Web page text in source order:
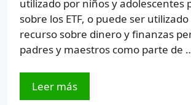
utilizado por niños y adolescentes
sobre los ETF, o puede ser
recurso sobre dinero y finanzas
padres y maestros como parte de
Leer más